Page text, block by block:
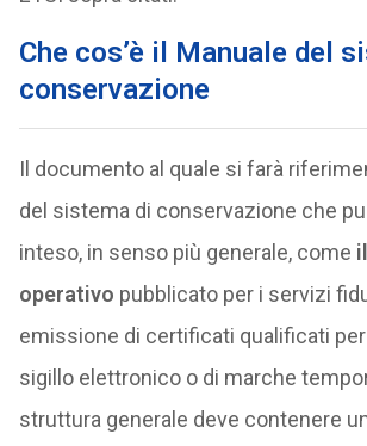
Che cos’è il Manuale del
conservazione
Il documento al quale si farà
del sistema di conservazione che
inteso, in senso più generale, come
operativo pubblicato per i servizi
emissione di certificati qualificati per
sigillo elettronico o di marche
struttura generale deve contenere